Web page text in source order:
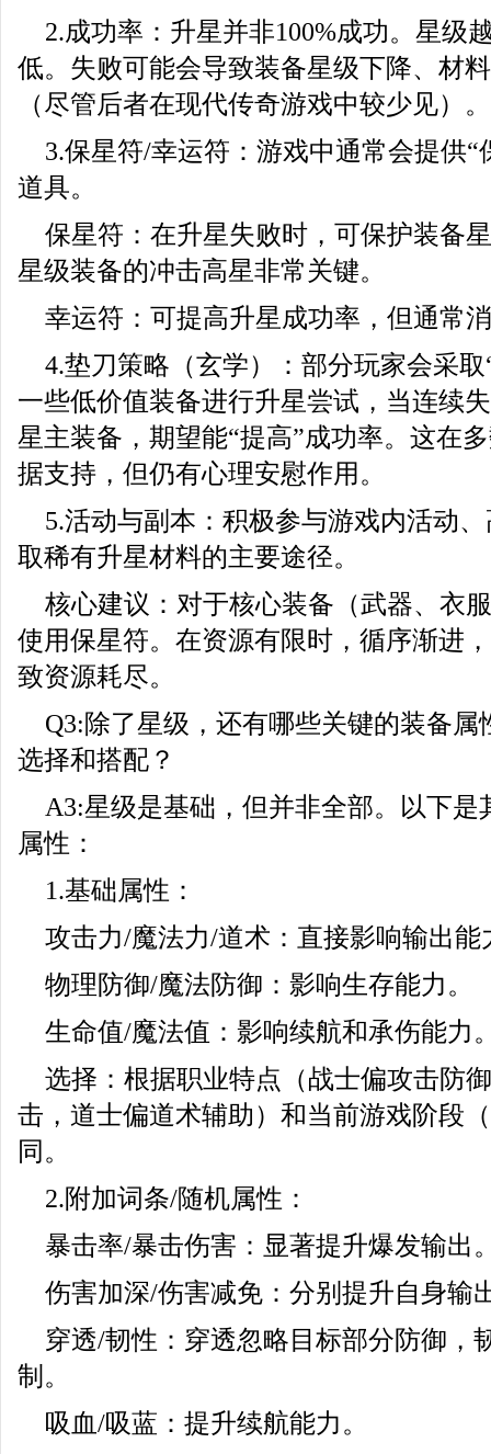
2.成功率：升星并非100%成功。星级
低。失败可能会导致装备星级下降、材
（尽管后者在现代传奇游戏中较少见）。
3.保星符/幸运符：游戏中通常会提供“
道具。
保星符：在升星失败时，可保护装备
星级装备的冲击高星非常关键。
幸运符：可提高升星成功率，但通常
4.垫刀策略（玄学）：部分玩家会采
一些低价值装备进行升星尝试，当连续
星主装备，期望能“提高”成功率。这在
据支持，但仍有心理安慰作用。
5.活动与副本：积极参与游戏内活动
取稀有升星材料的主要途径。
核心建议：对于核心装备（武器、衣
使用保星符。在资源有限时，循序渐进
致资源耗尽。
Q3:除了星级，还有哪些关键的装备属
选择和搭配？
A3:星级是基础，但并非全部。以下是
属性：
1.基础属性：
攻击力/魔法力/道术：直接影响输出能
物理防御/魔法防御：影响生存能力。
生命值/魔法值：影响续航和承伤能力
选择：根据职业特点（战士偏攻击防
击，道士偏道术辅助）和当前游戏阶段
同。
2.附加词条/随机属性：
暴击率/暴击伤害：显著提升爆发输出
伤害加深/伤害减免：分别提升自身输
穿透/韧性：穿透忽略目标部分防御，
制。
吸血/吸蓝：提升续航能力。